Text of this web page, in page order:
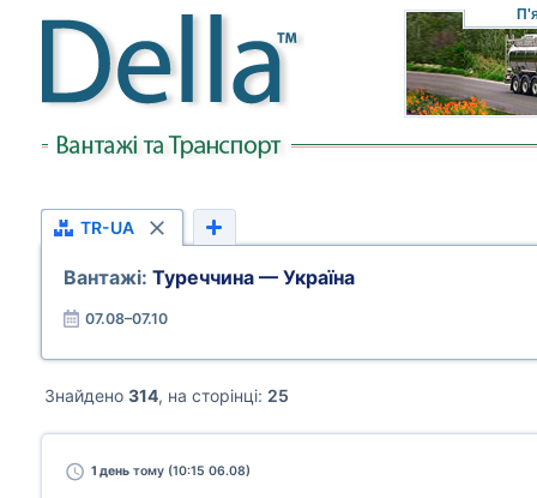
TR-UA
Вантажі: Туреччина — Україна
07.08–07.10
Знайдено 314, на сторінці: 25
1 день тому (10:15 06.08)